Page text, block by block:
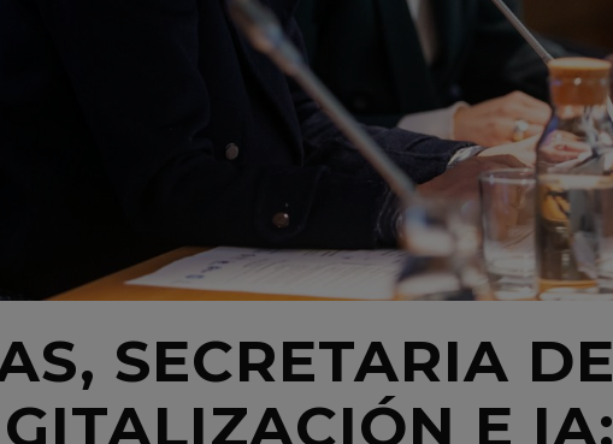
SECRETARIA DE
E IA: